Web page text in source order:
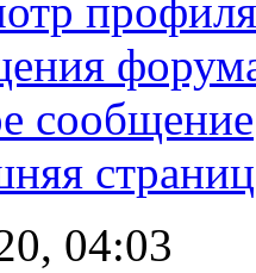
профиля
сообщение
04:03